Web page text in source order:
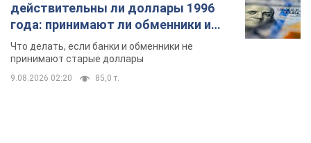
действительны ли доллары 1996
года: принимают ли обменники и
банки такие купюры
Что делать, если банки и обменники не
принимают старые доллары
9.08.2026 02:20 85,0 т.